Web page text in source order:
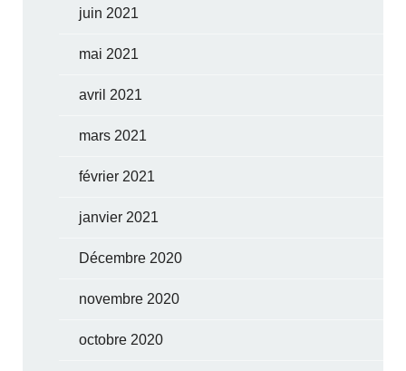
juin 2021
mai 2021
avril 2021
mars 2021
février 2021
janvier 2021
Décembre 2020
novembre 2020
octobre 2020